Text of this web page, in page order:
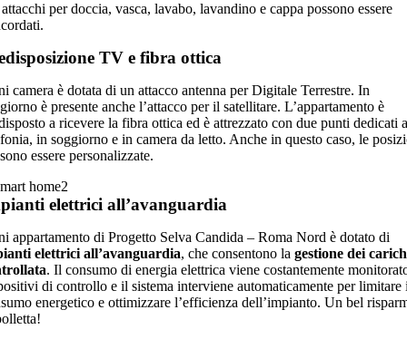
per doccia, vasca, lavabo, lavandino e cappa possono essere
TV e fibra ottica
camera è dotata di un attacco antenna per Digitale Terrestre. In
è presente anche l’attacco per il satellitare. L’appartamento è
a ricevere la fibra ottica ed è attrezzato con due punti dedicati
in soggiorno e in camera da letto. Anche in questo caso, le
essere personalizzate.
elettrici all’avanguardia
appartamento di Progetto Selva Candida – Roma Nord è dotato di
elettrici all’avanguardia, che consentono la gestione dei
. Il consumo di energia elettrica viene costantemente
di controllo e il sistema interviene automaticamente per limitare
energetico e ottimizzare l’efficienza dell’impianto. Un bel